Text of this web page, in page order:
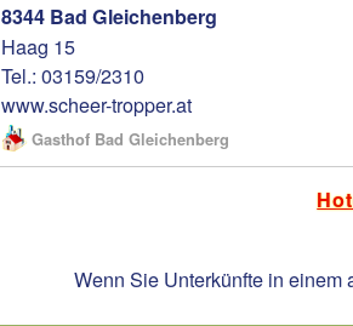
8344 Bad Gleichenberg
Haag 15
Tel.: 03159/2310
www.scheer-tropper.at
Gasthof Bad Gleichenberg
Wenn Sie Unterkünfte in